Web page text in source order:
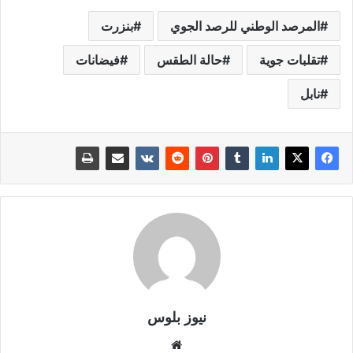
المرصد الوطني للرصد الجوي بنزرت
تقلبات جوية حالة الطقس فيضانات
نابل
نيوز بلوس